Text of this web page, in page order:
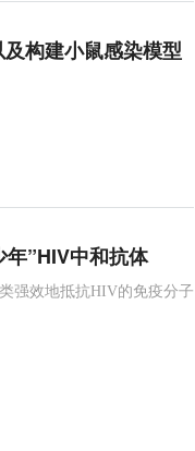
构建小鼠感染模型
”HIV中和抗体
强效地抵抗HIV的免疫分子